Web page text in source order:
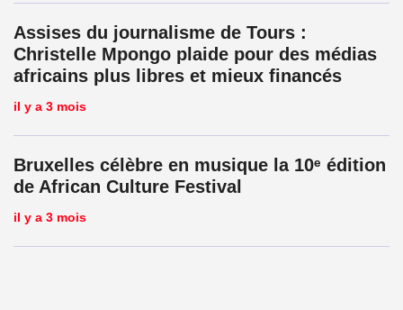
Assises du journalisme de Tours :
Christelle Mpongo plaide pour des médias
africains plus libres et mieux financés
il y a 3 mois
Bruxelles célèbre en musique la 10ᵉ édition
de African Culture Festival
il y a 3 mois